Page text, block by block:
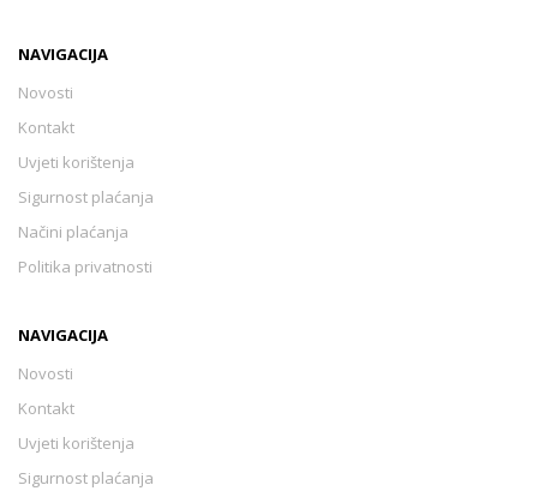
NAVIGACIJA
Novosti
Kontakt
Uvjeti korištenja
Sigurnost plaćanja
Načini plaćanja
Politika privatnosti
NAVIGACIJA
Novosti
Kontakt
Uvjeti korištenja
Sigurnost plaćanja